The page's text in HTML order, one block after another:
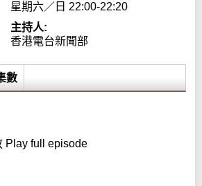
星期六／日 22:00-22:20
主持人:
香港電台新聞部
數
Play full episode